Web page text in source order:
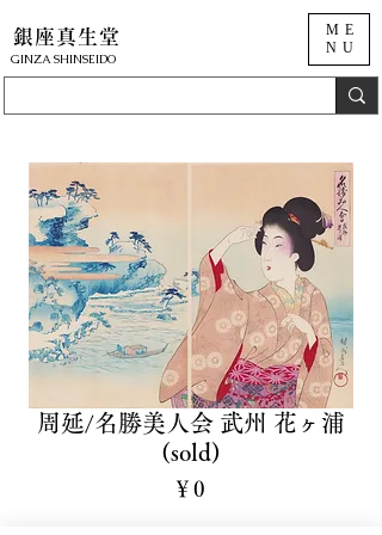
ME
NU
銀座真生堂
​GINZA SHINSEIDO
周延/名勝美人会 武州 花ヶ浦
(sold)
￥0価